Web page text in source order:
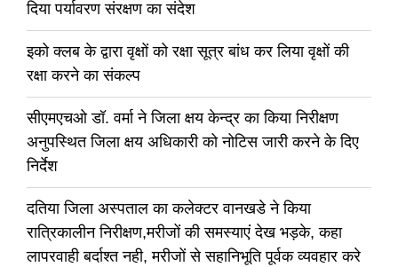
दिया पर्यावरण संरक्षण का संदेश
इको क्लब के द्वारा वृक्षों को रक्षा सूत्र बांध कर लिया वृक्षों की
रक्षा करने का संकल्प
सीएमएचओ डॉ. वर्मा ने जिला क्षय केन्द्र का किया निरीक्षण
अनुपस्थित जिला क्षय अधिकारी को नोटिस जारी करने के दिए
निर्देश
दतिया जिला अस्पताल का कलेक्टर वानखडे ने किया
रात्रिकालीन निरीक्षण,मरीजों की समस्याएं देख भड़के, कहा
लापरवाही बर्दाश्त नही, मरीजों से सहानिभूति पूर्वक व्यवहार करे